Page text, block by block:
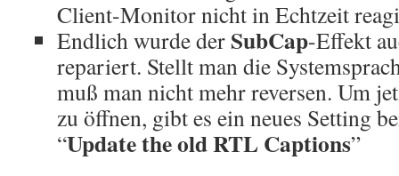
Client-Monitor nicht in Echtzeit
Endlich wurde der SubCap-Effekt
repariert. Stellt man die
muß man nicht mehr reversen. Um
zu öffnen, gibt es ein neues Setting
“Update the old RTL Captions”